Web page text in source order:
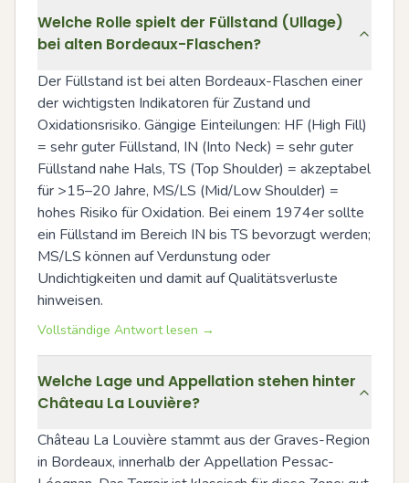
Welche Rolle spielt der Füllstand (Ullage)
bei alten Bordeaux-Flaschen?
Der Füllstand ist bei alten Bordeaux-Flaschen einer
der wichtigsten Indikatoren für Zustand und
Oxidationsrisiko. Gängige Einteilungen: HF (High Fill)
= sehr guter Füllstand, IN (Into Neck) = sehr guter
Füllstand nahe Hals, TS (Top Shoulder) = akzeptabel
für >15–20 Jahre, MS/LS (Mid/Low Shoulder) =
hohes Risiko für Oxidation. Bei einem 1974er sollte
ein Füllstand im Bereich IN bis TS bevorzugt werden;
MS/LS können auf Verdunstung oder
Undichtigkeiten und damit auf Qualitätsverluste
hinweisen.
Vollständige Antwort lesen →
Welche Lage und Appellation stehen hinter
Château La Louvière?
Château La Louvière stammt aus der Graves-Region
in Bordeaux, innerhalb der Appellation Pessac-